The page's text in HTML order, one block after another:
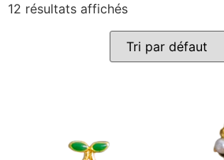
12 résultats affichés